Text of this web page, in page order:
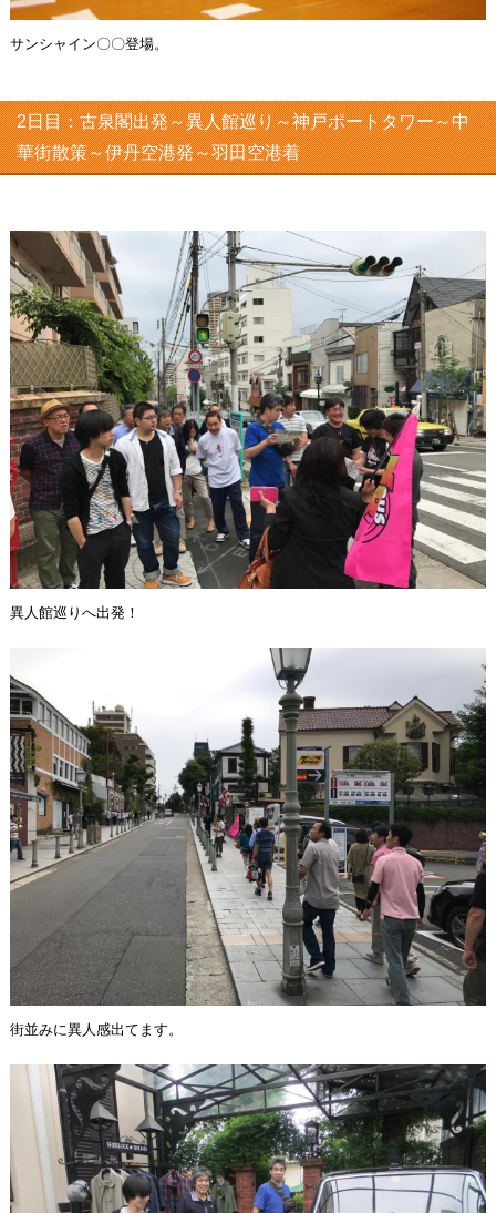
サンシャイン〇〇登場。
2日目：古泉閣出発～異人館巡り～神戸ポートタワー～中
華街散策～伊丹空港発～羽田空港着
異人館巡りへ出発！
街並みに異人感出てます。